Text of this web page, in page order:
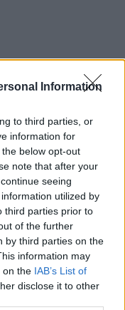
Information
to third parties, or
information for
below opt-out
note that after your
seeing
utilized by
third parties prior to
of the further
by third parties on the
information may
on the IAB’s List of
disclose it to other